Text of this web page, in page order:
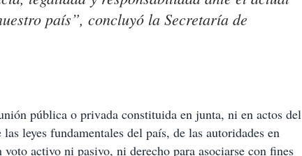
país”, concluyó la Secretaría de
pública o privada constituida en junta, ni en actos del
leyes fundamentales del país, de las autoridades en
activo ni pasivo, ni derecho para asociarse con fines